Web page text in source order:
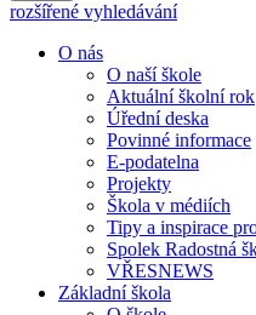
rozšířené vyhledávání
O nás
O naší škole
Aktuální školní rok
Úřední deska
Povinné informace
E-podatelna
Projekty
Škola v médiích
Tipy a inspirace
Spolek Radostná
VŘESNEWS
Základní škola